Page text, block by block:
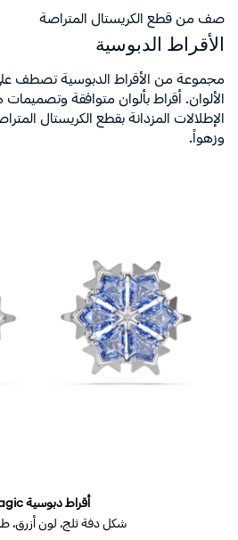
صف من قطع الكريستال المتراصة
الأقراط الدبوسية
مجموعة من الأقراط الدبوسية تصطف
الألوان. أقراط بألوان متوافقة
الإطلالات المزدانة بقطع الكريستال
وزهواً.
أقراط دبوسية Magic
شكل دفة ثلج، لون أزرق،